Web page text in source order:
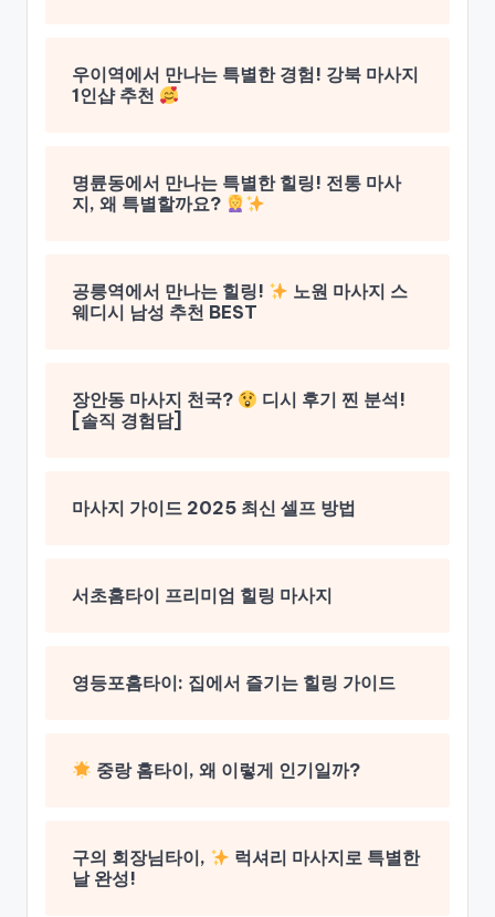
우이역에서 만나는 특별한 경험! 강북 마사지
1인샵 추천
명륜동에서 만나는 특별한 힐링! 전통 마사
지, 왜 특별할까요?
공릉역에서 만나는 힐링!
노원 마사지 스
웨디시 남성 추천 BEST
장안동 마사지 천국?
디시 후기 찐 분석!
[솔직 경험담]
마사지 가이드 2025 최신 셀프 방법
서초홈타이 프리미엄 힐링 마사지
영등포홈타이: 집에서 즐기는 힐링 가이드
중랑 홈타이, 왜 이렇게 인기일까?
구의 회장님타이,
럭셔리 마사지로 특별한
날 완성!